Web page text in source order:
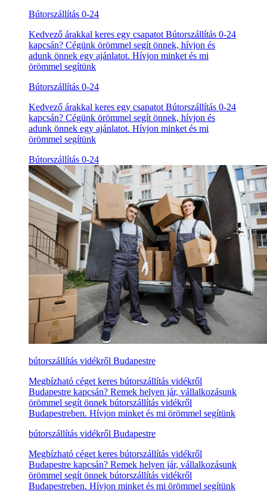
Bútorszállítás 0-24
Kedvező árakkal keres egy csapatot Bútorszállítás 0-24
kapcsán? Cégünk örömmel segít önnek, hívjon és
adunk önnek egy ajánlatot. Hívjon minket és mi
örömmel segítünk
Bútorszállítás 0-24
Kedvező árakkal keres egy csapatot Bútorszállítás 0-24
kapcsán? Cégünk örömmel segít önnek, hívjon és
adunk önnek egy ajánlatot. Hívjon minket és mi
örömmel segítünk
Bútorszállítás 0-24
bútorszállítás vidékről Budapestre
Megbízható céget keres bútorszállítás vidékről
Budapestre kapcsán? Remek helyen jár, vállalkozásunk
örömmel segít önnek bútorszállítás vidékről
Budapestreben. Hívjon minket és mi örömmel segítünk
bútorszállítás vidékről Budapestre
Megbízható céget keres bútorszállítás vidékről
Budapestre kapcsán? Remek helyen jár, vállalkozásunk
örömmel segít önnek bútorszállítás vidékről
Budapestreben. Hívjon minket és mi örömmel segítünk